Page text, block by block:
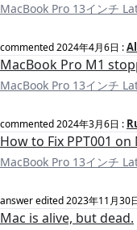
MacBook Pro 13インチ
commented2024年4月6日 :
MacBook Pro M1
MacBook Pro 13インチ
commented2024年3月6日 :
How to Fix PPT001 on
MacBook Pro 13インチ
answer edited2023年11月30
Mac is alive, but dead.